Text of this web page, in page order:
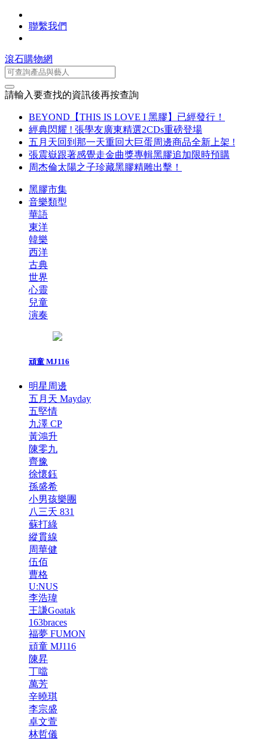
聯繫我們
滾石購物網
請輸入要查找的資訊後再按查詢
BEYOND【THIS IS LOVE I 黑膠】已經發行！
經典閃耀 ! 張學友廣東精選2CDs重磅登場
五月天回到那一天重回大巨蛋周邊商品全新上架 !
張震嶽跟著感覺走金曲獎專輯黑膠追加限時預購
周杰倫太陽之子珍藏黑膠精雕出擊！
黑膠市集
音樂類型
華語
東洋
韓樂
西洋
古典
世界
心靈
兒童
演奏
頑童 MJ116
明星周邊
五月天 Mayday
五堅情
九澤 CP
黃鴻升
陳零九
齊豫
徐懷鈺
孫盛希
小男孩樂團
八三夭 831
蘇打綠
縱貫線
周華健
伍佰
曹格
U:NUS
李浩瑋
王謙Goatak
163braces
福夢 FUMON
頑童 MJ116
陳昇
丁噹
萬芳
辛曉琪
李宗盛
卓文萱
林哲儀